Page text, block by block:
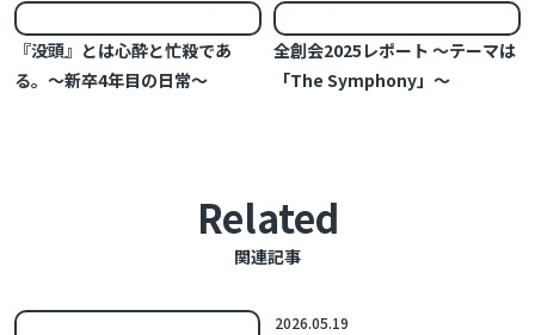
『没頭』とは心酔と忙殺であ
る。～新卒4年目の日常～
全創会2025レポート 〜テーマは
「The Symphony」〜
関連記事
Related
2026.05.19